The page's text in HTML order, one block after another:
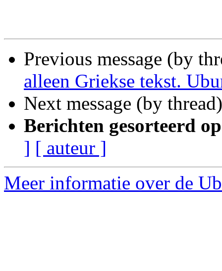
Previous message (by
alleen Griekse tekst.
Next message (by
Berichten gesorteerd
] [ auteur ]
Meer informatie over de